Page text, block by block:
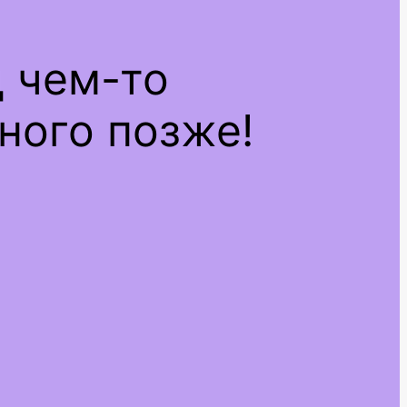
чем-то
позже!